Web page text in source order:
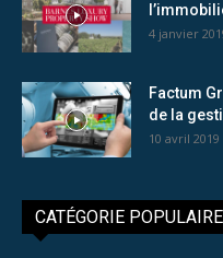
4 janvier
Factum
de la
10 avril 2019
CATÉGORIE POPULAIRE